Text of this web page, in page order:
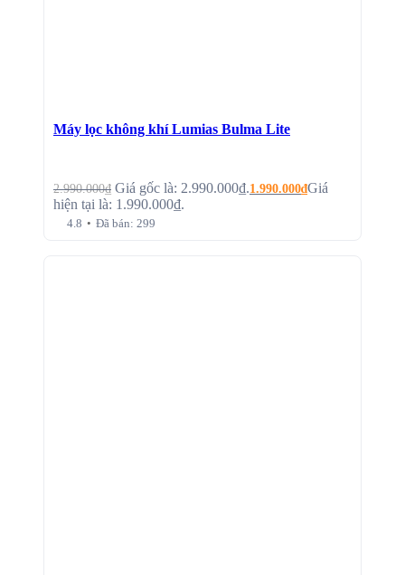
Máy lọc không khí Lumias Bulma Lite
2.990.000₫ Giá gốc là: 2.990.000₫.1.990.000₫Giá
hiện tại là: 1.990.000₫.
4.8 • Đã bán: 299